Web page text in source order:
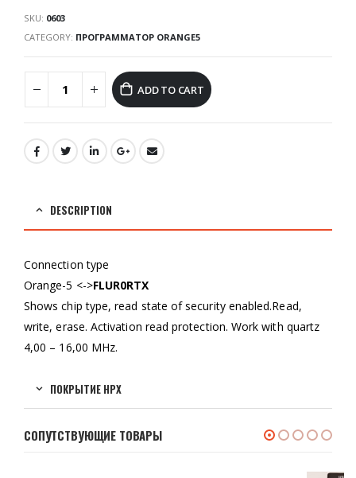
SKU: 0603
CATEGORY: ПРОГРАММАТОР ORANGE5
ADD TO CART
DESCRIPTION
Connection type
Orange-5 <->FLUR0RTX
Shows chip type, read state of security enabled.Read,
write, erase. Activation read protection. Work with quartz
4,00 – 16,00 MHz.
ПОКРЫТИЕ HPX
СОПУТСТВУЮЩИЕ ТОВАРЫ